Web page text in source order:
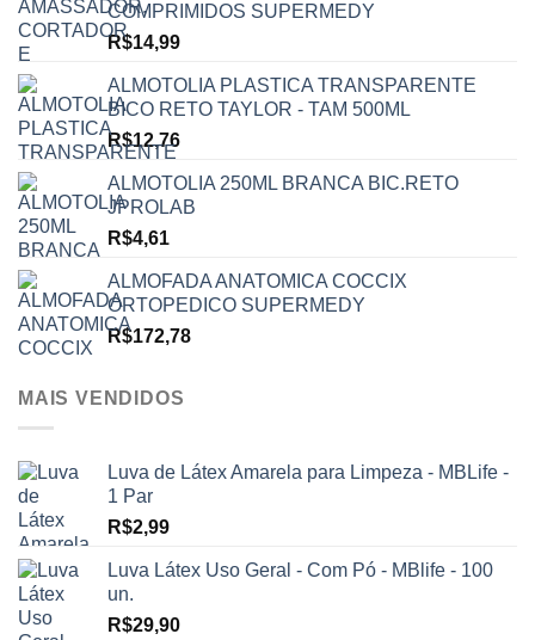
COMPRIMIDOS SUPERMEDY
R$14,99
ALMOTOLIA PLASTICA TRANSPARENTE
BICO RETO TAYLOR - TAM 500ML
R$12,76
ALMOTOLIA 250ML BRANCA BIC.RETO
JPROLAB
R$4,61
ALMOFADA ANATOMICA COCCIX
ORTOPEDICO SUPERMEDY
R$172,78
MAIS VENDIDOS
Luva de Látex Amarela para Limpeza - MBLife -
1 Par
R$2,99
Luva Látex Uso Geral - Com Pó - MBlife - 100
un.
R$29,90